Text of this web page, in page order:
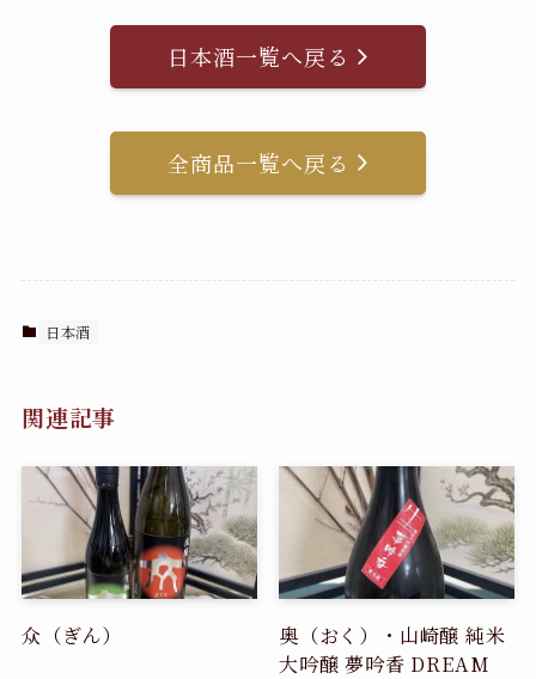
日本酒一覧へ戻る
全商品一覧へ戻る
日本酒
関連記事
众（ぎん）
奥（おく）・山崎醸 純米
大吟醸 夢吟香 DREAM